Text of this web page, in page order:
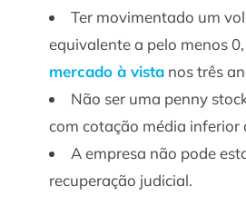
Ter movimentado um
equivalente a pelo menos
mercado à vista nos três
Não ser uma penny
com cotação média inferior
A empresa não pode
recuperação judicial.